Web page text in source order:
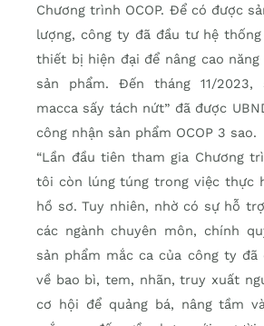
Chương trình OCOP. Để có được
lượng, công ty đã đầu tư hệ
thiết bị hiện đại để nâng cao
sản phẩm. Đến tháng 11/2023,
macca sấy tách nứt” đã được
công nhận sản phẩm OCOP 3 sao.
“Lần đầu tiên tham gia Chương
tôi còn lúng túng trong việc thực
hồ sơ. Tuy nhiên, nhờ có sự hỗ
các ngành chuyên môn, chính
sản phẩm mắc ca của công ty đã
về bao bì, tem, nhãn, truy xuất
cơ hội để quảng bá, nâng tầm